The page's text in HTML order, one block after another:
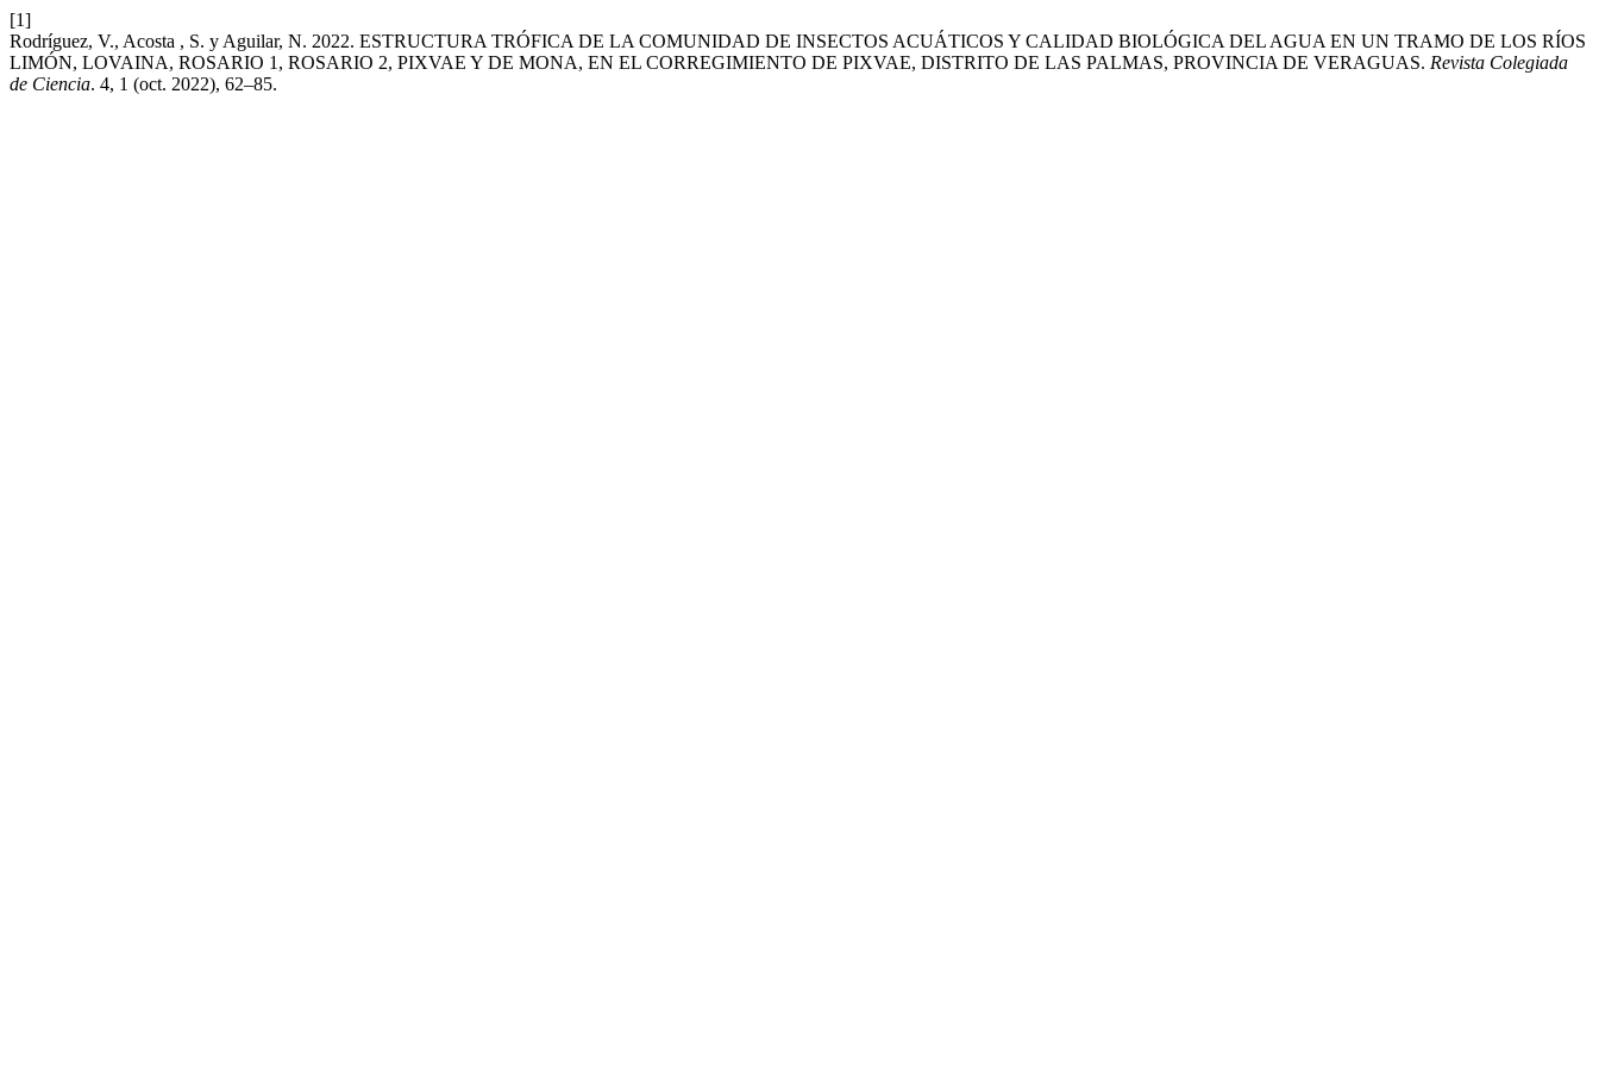
[1]
Rodríguez, V., Acosta , S. y Aguilar, N. 2022. ESTRUCTURA TRÓFICA DE LA COMUNIDAD DE INSECTOS ACUÁTICOS Y CALIDAD BIOLÓGICA DEL AGUA EN UN TRAMO DE LOS RÍOS
LIMÓN, LOVAINA, ROSARIO 1, ROSARIO 2, PIXVAE Y DE MONA, EN EL CORREGIMIENTO DE PIXVAE, DISTRITO DE LAS PALMAS, PROVINCIA DE VERAGUAS. Revista Colegiada
de Ciencia. 4, 1 (oct. 2022), 62–85.